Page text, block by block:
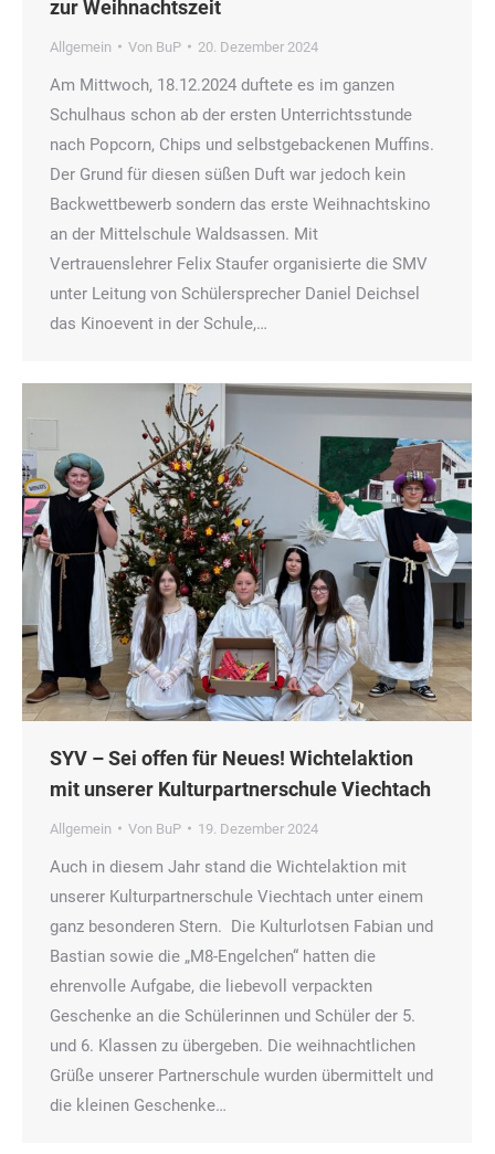
zur Weihnachtszeit
Allgemein Von BuP 20. Dezember 2024
Am Mittwoch, 18.12.2024 duftete es im ganzen
Schulhaus schon ab der ersten Unterrichtsstunde
nach Popcorn, Chips und selbstgebackenen Muffins.
Der Grund für diesen süßen Duft war jedoch kein
Backwettbewerb sondern das erste Weihnachtskino
an der Mittelschule Waldsassen. Mit
Vertrauenslehrer Felix Staufer organisierte die SMV
unter Leitung von Schülersprecher Daniel Deichsel
das Kinoevent in der Schule,…
SYV – Sei offen für Neues! Wichtelaktion
mit unserer Kulturpartnerschule Viechtach
Allgemein Von BuP 19. Dezember 2024
Auch in diesem Jahr stand die Wichtelaktion mit
unserer Kulturpartnerschule Viechtach unter einem
ganz besonderen Stern. Die Kulturlotsen Fabian und
Bastian sowie die „M8-Engelchen“ hatten die
ehrenvolle Aufgabe, die liebevoll verpackten
Geschenke an die Schülerinnen und Schüler der 5.
und 6. Klassen zu übergeben. Die weihnachtlichen
Grüße unserer Partnerschule wurden übermittelt und
die kleinen Geschenke…